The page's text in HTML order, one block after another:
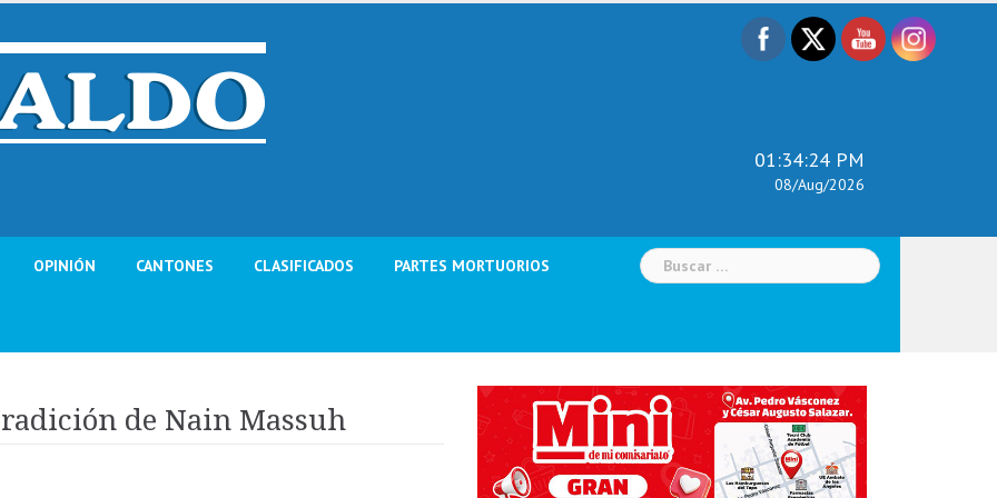
01:34:25 PM
08/Aug/2026
OPINIÓN CANTONES CLASIFICADOS PARTES MORTUORIOS Buscar:
de Nain Massuh